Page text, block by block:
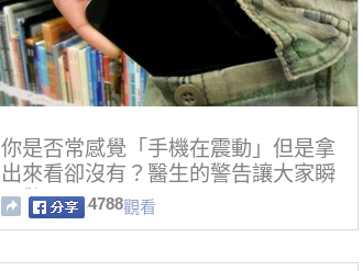
你是否常感覺「手機在震動」但是拿
出來看卻沒有？醫生的警告讓大家瞬
間驚醒！4788觀看